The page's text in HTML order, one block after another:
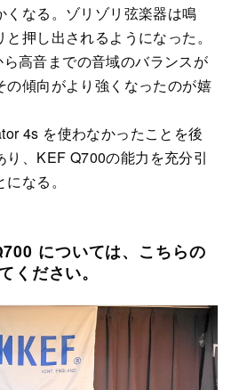
くなる。ゾリゾリ弦楽器は鳴
押し出されるようになった。
高音までの音域のバランスが
の傾向がより強くなったのが嬉
4s を使わなかったことを後
、KEF Q700の能力を充分引
なる。
については、こちらの
ください。